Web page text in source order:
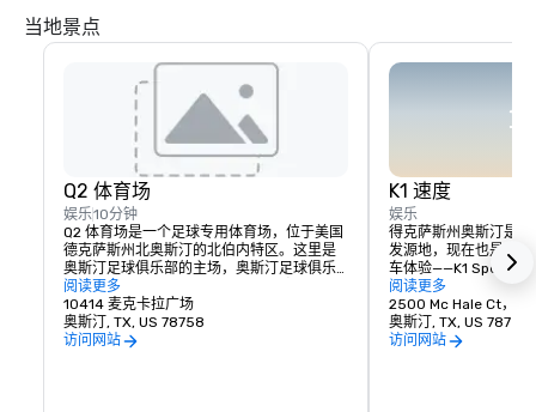
当地景点
Q2 体育场
娱乐10分钟
Q2 体育场是一个足球专用体育场，位于美国
德克萨斯州北奥斯汀的北伯内特区。这里是
奥斯汀足球俱乐部的主场，奥斯汀足球俱乐
部是美国职业足球大联盟的一支球队，于
2021年开始比赛。
阅读更多
10414 麦克卡拉广场
奥斯汀, TX, US 78758
访问网站
K1 速度
娱乐
得克萨斯州奥斯汀是
发源地，现在也是美
车体验——K1 Speed的
体验一下F1赛车，那
称为主场的K1 Speed
Austin——就是你的不
一流的室内卡丁车比
阅读更多
2500 Mc Hale Ct，
奥斯汀, TX, US 78758
访问网站